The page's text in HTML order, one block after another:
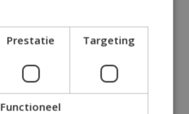
Prestatie Targeting
Functioneel